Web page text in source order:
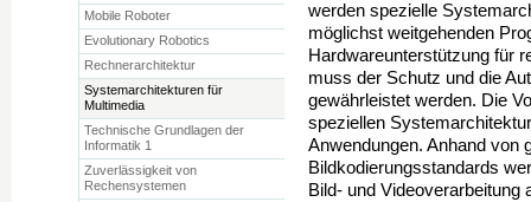
werden spezielle
möglichst weitgehenden
Hardwareunterstützung für
muss der Schutz und die
gewährleistet werden. Die
speziellen
Anwendungen. Anhand von
Bildkodierungsstandards
Bild- und Videoverarbeitung
Mobile Roboter
Evolutionary Robotics
Rechnerarchitektur
Systemarchitekturen für
Multimedia
Technische Grundlagen der
Informatik 1
Zuverlässigkeit von
Rechensystemen